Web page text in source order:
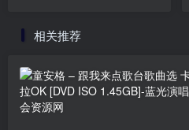
相关推荐